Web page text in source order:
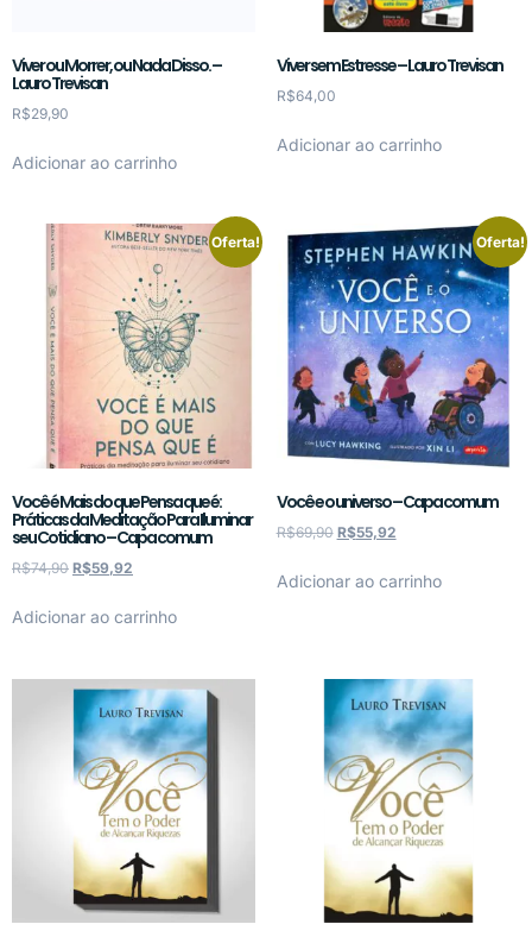
Viver ou Morrer, ou Nada Disso. –
Lauro Trevisan
R$29,90
Adicionar ao carrinho
Viver sem Estresse – Lauro Trevisan
R$64,00
Adicionar ao carrinho
Oferta!
Você é Mais do que Pensa que é:
Práticas da Meditação Para Iluminar
seu Cotidiano – Capa comum
R$74,90 R$59,92
Adicionar ao carrinho
Oferta!
Você e o universo – Capa comum
R$69,90 R$55,92
Adicionar ao carrinho